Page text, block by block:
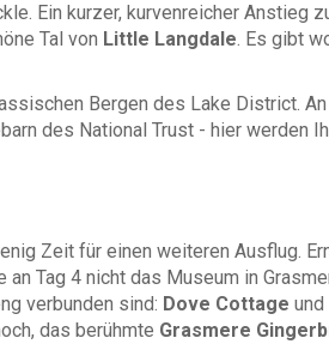
Ein kurzer, kurvenreicher Anstieg
Tal von Little Langdale. Es gibt
Bergen des Lake District.
des National Trust - hier werden
Zeit für einen weiteren Ausflug.
Tag 4 nicht das Museum in
verbunden sind: Dove Cottage und
das berühmte Grasmere